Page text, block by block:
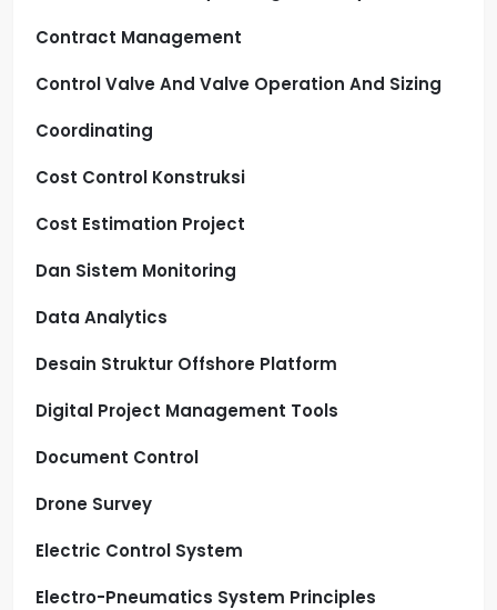
Contract Management
Control Valve And Valve Operation And Sizing
Coordinating
Cost Control Konstruksi
Cost Estimation Project
Dan Sistem Monitoring
Data Analytics
Desain Struktur Offshore Platform
Digital Project Management Tools
Document Control
Drone Survey
Electric Control System
Electro-Pneumatics System Principles